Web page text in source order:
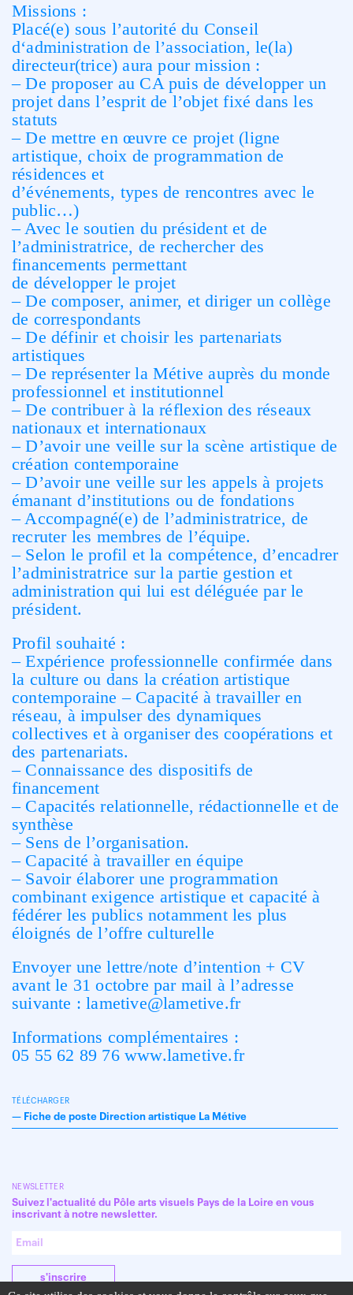
Missions :
Placé(e) sous l’autorité du Conseil
d‘administration de l’association, le(la)
directeur(trice) aura pour mission :
– De proposer au CA puis de développer un
projet dans l’esprit de l’objet fixé dans les
statuts
– De mettre en œuvre ce projet (ligne
artistique, choix de programmation de
résidences et
d’événements, types de rencontres avec le
public…)
– Avec le soutien du président et de
l’administratrice, de rechercher des
financements permettant
de développer le projet
– De composer, animer, et diriger un collège
de correspondants
– De définir et choisir les partenariats
artistiques
– De représenter la Métive auprès du monde
professionnel et institutionnel
– De contribuer à la réflexion des réseaux
nationaux et internationaux
– D’avoir une veille sur la scène artistique de
création contemporaine
– D’avoir une veille sur les appels à projets
émanant d’institutions ou de fondations
– Accompagné(e) de l’administratrice, de
recruter les membres de l’équipe.
– Selon le profil et la compétence, d’encadrer
l’administratrice sur la partie gestion et
administration qui lui est déléguée par le
président.
Profil souhaité :
– Expérience professionnelle confirmée dans
la culture ou dans la création artistique
contemporaine – Capacité à travailler en
réseau, à impulser des dynamiques
collectives et à organiser des coopérations et
des partenariats.
– Connaissance des dispositifs de
financement
– Capacités relationnelle, rédactionnelle et de
synthèse
– Sens de l’organisation.
– Capacité à travailler en équipe
– Savoir élaborer une programmation
combinant exigence artistique et capacité à
fédérer les publics notamment les plus
éloignés de l’offre culturelle
Envoyer une lettre/note d’intention + CV
avant le 31 octobre par mail à l’adresse
suivante : lametive@lametive.fr
Informations complémentaires :
05 55 62 89 76 www.lametive.fr
TÉLÉCHARGER
— Fiche de poste Direction artistique La Métive
NEWSLETTER
Suivez l'actualité du Pôle arts visuels Pays de la Loire en vous
inscrivant à notre newsletter.
s'inscrire